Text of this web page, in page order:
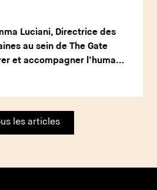
Luciani, Directrice des
au sein de The Gate
et accompagner l’humain
de luxe
les articles